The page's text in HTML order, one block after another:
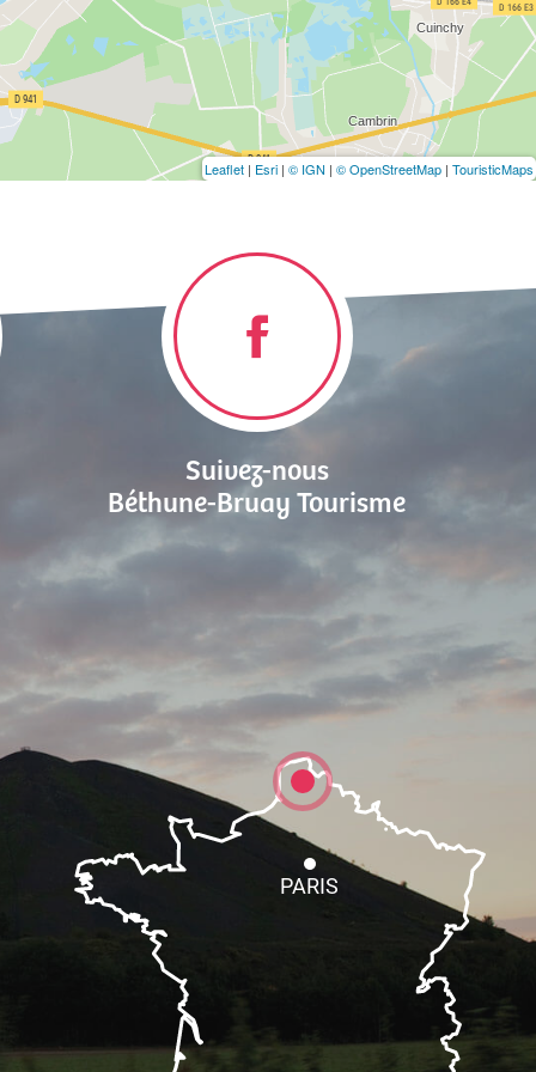
Leaflet | Esri | © IGN | © OpenStreetMap | TouristicMaps
Suivez-nous
Béthune-Bruay Tourisme
PARIS